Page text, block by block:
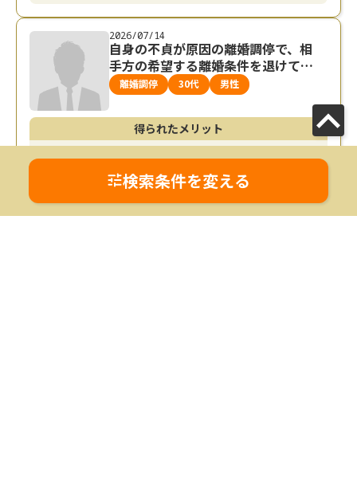
2026/07/14
自身の不貞が原因の離婚調停で、相
手方の希望する離婚条件を退けて早
期の離婚が成立した事例
離婚調停 30代 男性
得られたメリット
件での離婚成立
検索条件を変える